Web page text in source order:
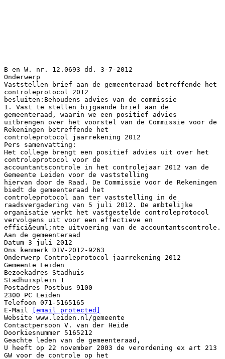
B en W. nr. 12.0693 dd. 3-7-2012
Onderwerp
Vaststellen brief aan de gemeenteraad betreffende het
controleprotocol 2012
besluiten:Behoudens advies van de commissie
1. Vast te stellen bijgaande brief aan de
gemeenteraad, waarin we een positief advies
uitbrengen over het voorstel van de Commissie voor de
Rekeningen betreffende het
controleprotocol jaarrekening 2012
Pers samenvatting:
Het college brengt een positief advies uit over het
controleprotocol voor de
accountantscontrole in het controlejaar 2012 van de
Gemeente Leiden voor de vaststelling
hiervan door de Raad. De Commissie voor de Rekeningen
biedt de gemeenteraad het
controleprotocol aan ter vaststelling in de
raadsvergadering van 5 juli 2012. De ambtelijke
organisatie werkt het vastgestelde controleprotocol
vervolgens uit voor een effectieve en
effici&euml;nte uitvoering van de accountantscontrole.
Aan de gemeenteraad
Datum 3 juli 2012
Ons kenmerk DIV-2012-9263
Onderwerp Controleprotocol jaarrekening 2012
Gemeente Leiden
Bezoekadres Stadhuis
Stadhuisplein 1
Postadres Postbus 9100
2300 PC Leiden
Telefoon 071-5165165
E-Mail
[email protected]